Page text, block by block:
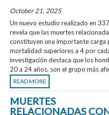
October 21, 2025
Un nuevo estudio realizado en
revela que las muertes
constituyen una importante carga
mortalidad superiores a 4 por
investigación destaca que los
20 a 24 años, son el grupo más
READ MORE
MUERTES
RELACIONADAS